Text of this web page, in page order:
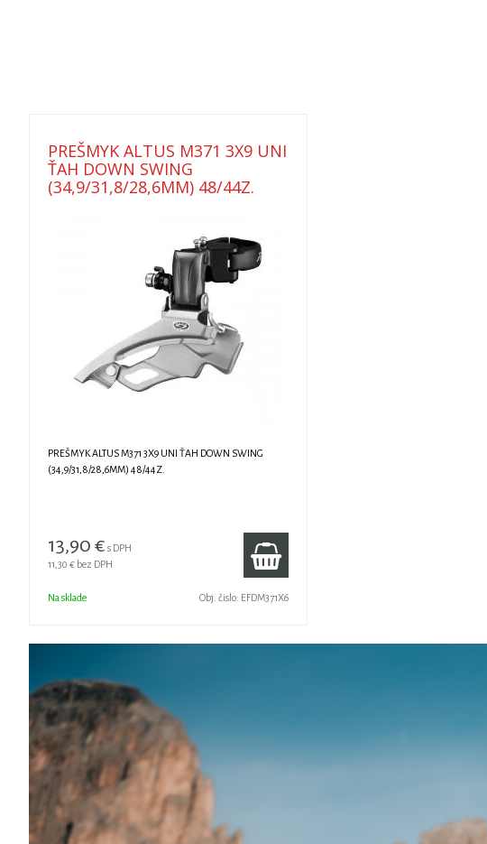
PREŠMYK ALTUS M371 3X9 UNI
ŤAH DOWN SWING
(34,9/31,8/28,6MM) 48/44Z.
PREŠMYK ALTUS M371 3X9 UNI ŤAH DOWN SWING
(34,9/31,8/28,6MM) 48/44Z.
13,90 € s DPH
11,30 € bez DPH
Na sklade Obj. čislo: EFDM371X6